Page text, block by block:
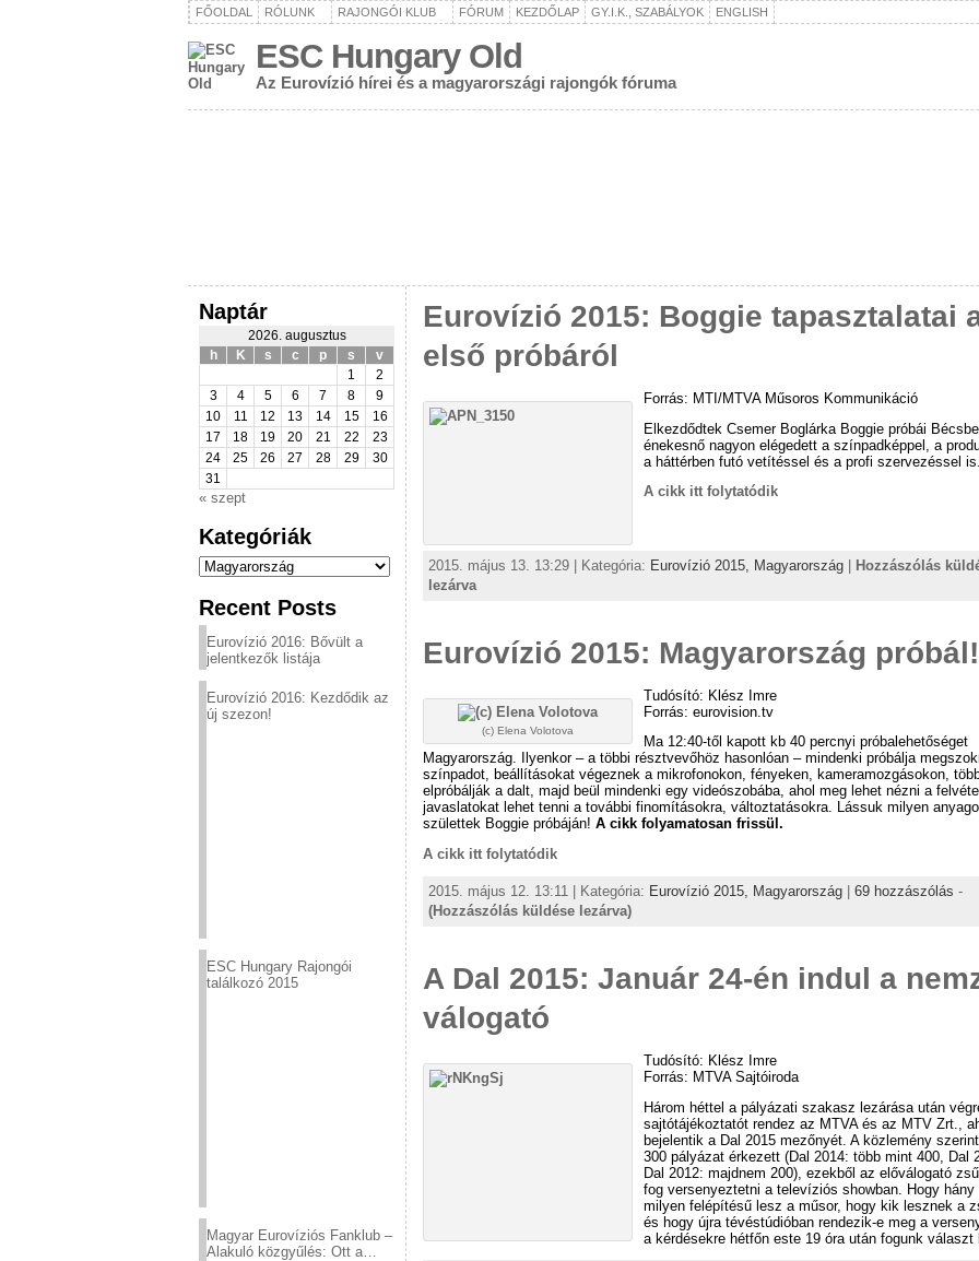
FŐOLDAL RÓLUNK RAJONGÓI KLUB FÓRUM KEZDŐLAP GY.I.K., SZABÁLYOK ENGLISH
ESC Hungary Old
Az Eurovízió hírei és a magyarországi rajongók fóruma
Naptár
2026. augusztus
h
K s c p s
v
1
2
3
4 5 6 7 8
9
10
11 12 13 14 15
16
17
18 19 20 21 22
23
24
25 26 27 28 29
30
31
« szept
Kategóriák
Kategóriák
Recent Posts
Eurovízió 2016: Bővült a
jelentkezők listája
Eurovízió 2016: Kezdődik az
új szezon!
ESC Hungary Rajongói
találkozó 2015
Magyar Eurovíziós Fanklub –
Alakuló közgyűlés: Ott a
Eurovízió 2015: Boggie tapasztalatai
első próbáról
Forrás: MTI/MTVA Műsoros Kommunikáció
Elkezdődtek Csemer Boglárka Boggie próbái
énekesnő nagyon elégedett a színpadképpel, a
a háttérben futó vetítéssel és a profi szervezéssel is.
A cikk itt folytatódik
2015. május 13. 13:29 | Kategória: Eurovízió 2015, Magyarország
Hozzászólás
lezárva
Eurovízió 2015: Magyarország próbál!
(c) Elena Volotova
Tudósító: Klész Imre
Forrás: eurovision.tv
Ma 12:40-től kapott kb 40 percnyi próbalehetőséget
Magyarország. Ilyenkor – a többi résztvevőhöz hasonlóan – mindenki próbálja
színpadot, beállításokat végeznek a mikrofonokon, fényeken, kameramozgásokon,
elpróbálják a dalt, majd beül mindenki egy videószobába, ahol meg lehet nézni a
javaslatokat lehet tenni a további finomításokra, változtatásokra. Lássuk milyen
születtek Boggie próbáján! A cikk folyamatosan frissül.
A cikk itt folytatódik
2015. május 12. 13:11 | Kategória: Eurovízió 2015, Magyarország 69 hozzászólás -
(Hozzászólás küldése lezárva)
A Dal 2015: Január 24-én indul a
válogató
Tudósító: Klész Imre
Forrás: MTVA Sajtóiroda
Három héttel a pályázati szakasz lezárása után
sajtótájékoztatót rendez az MTVA és az MTV Zrt.,
bejelentik a Dal 2015 mezőnyét. A közlemény
300 pályázat érkezett (Dal 2014: több mint 400, Dal
Dal 2012: majdnem 200), ezekből az előválogató
fog versenyeztetni a televíziós showban. Hogy hány
milyen felépítésű lesz a műsor, hogy kik lesznek a
és hogy újra tévéstúdióban rendezik-e meg a
a kérdésekre hétfőn este 19 óra után fogunk választ